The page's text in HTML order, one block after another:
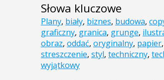
Słowa kluczowe
Plany, biały, biznes, budowa,
graficzny, granica, grunge,
obraz, oddać, oryginalny, papier,
streszczenie, styl, techniczny,
wyjątkowy